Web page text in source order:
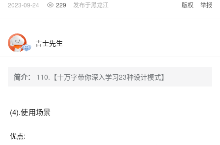
2023-09-24 229 发布于黑龙江 版权 举报
吉士先生
简介： 110.【十万字带你深入学习23种设计模式】
(4).使用场景
优点: